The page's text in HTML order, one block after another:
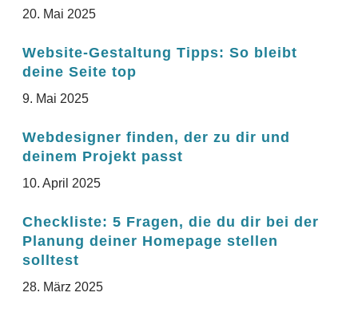
20. Mai 2025
Website-Gestaltung Tipps: So bleibt
deine Seite top
9. Mai 2025
Webdesigner finden, der zu dir und
deinem Projekt passt
10. April 2025
Checkliste: 5 Fragen, die du dir bei der
Planung deiner Homepage stellen
solltest
28. März 2025